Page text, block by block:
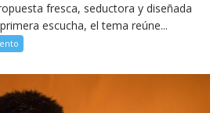
fresca, seductora y diseñada
escucha, el tema reúne...